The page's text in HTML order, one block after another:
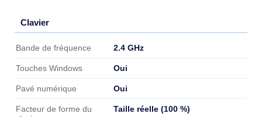
Clavier
Clavier
Bande de fréquence 2.4 GHz
Touches Windows Oui
Pavé numérique Oui
Facteur de forme du
Taille réelle (100 %)